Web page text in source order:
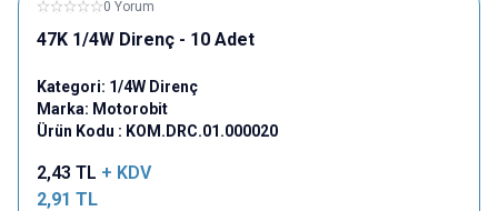
0 Yorum
47K 1/4W Direnç - 10 Adet
Kategori: 1/4W Direnç
Marka: Motorobit
Ürün Kodu : KOM.DRC.01.000020
2,43 TL + KDV
2,91 TL